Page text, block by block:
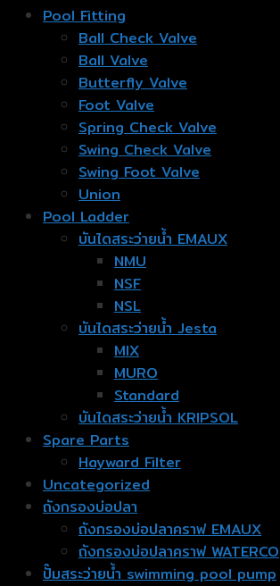
Pool Fitting
Ball Check Valve
Ball Valve
Butterfly Valve
Foot Valve
Spring Check Valve
Swing Check Valve
Swing Foot Valve
Union
Pool Ladder
บันไดสระว่ายน้ำ EMAUX
NMU
NSF
NSL
บันไดสระว่ายน้ำ Jesta
MIX
MURO
Standard
บันไดสระว่ายน้ำ KRIPSOL
Spare Parts
Hayward Filter
Uncategorized
ถังกรองบ่อปลา
ถังกรองบ่อปลาคราฟ EMAUX
ถังกรองบ่อปลาคราฟ WATERCO
ปั๊มสระว่ายน้ำ swimming pool pump